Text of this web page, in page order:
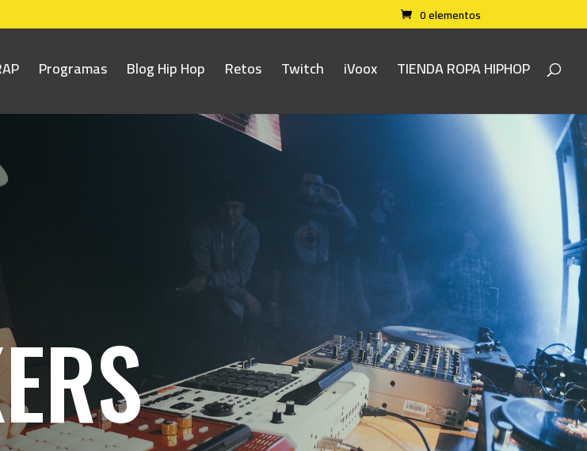
0 elementos
Programas Blog Hip Hop Retos Twitch iVoox TIENDA ROPA HIPHOP